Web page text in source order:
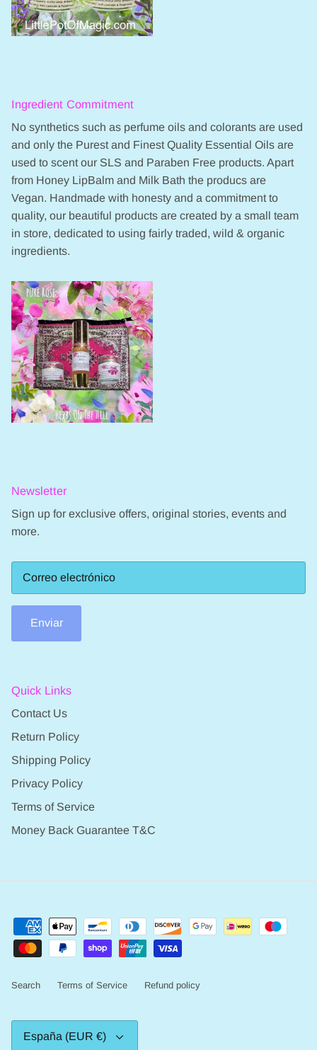
Ingredient Commitment
No synthetics such as perfume oils and colorants are used
and only the Purest and Finest Quality Essential Oils are
used to scent our SLS and Paraben Free products. Apart
from Honey LipBalm and Milk Bath the producs are
Vegan. Handmade with honesty and a commitment to
quality, our beautiful products are created by a small team
in store, dedicated to using fairly traded, wild & organic
ingredients.
Newsletter
Sign up for exclusive offers, original stories, events and
more.
Enviar
Quick Links
Contact Us
Return Policy
Shipping Policy
Privacy Policy
Terms of Service
Money Back Guarantee T&C
Search Terms of Service Refund policy
España (EUR €)